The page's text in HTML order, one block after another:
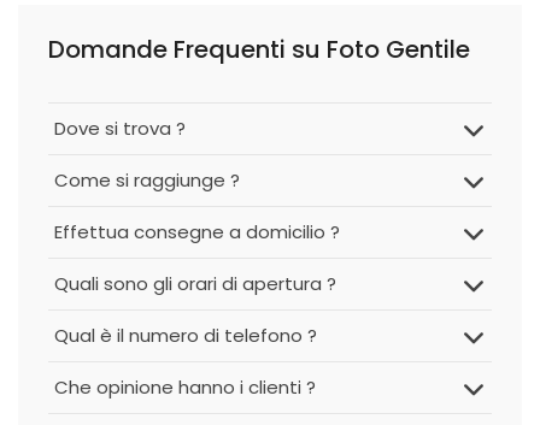
Domande Frequenti su Foto Gentile
Dove si trova ?
Come si raggiunge ?
Effettua consegne a domicilio ?
Quali sono gli orari di apertura ?
Qual è il numero di telefono ?
Che opinione hanno i clienti ?